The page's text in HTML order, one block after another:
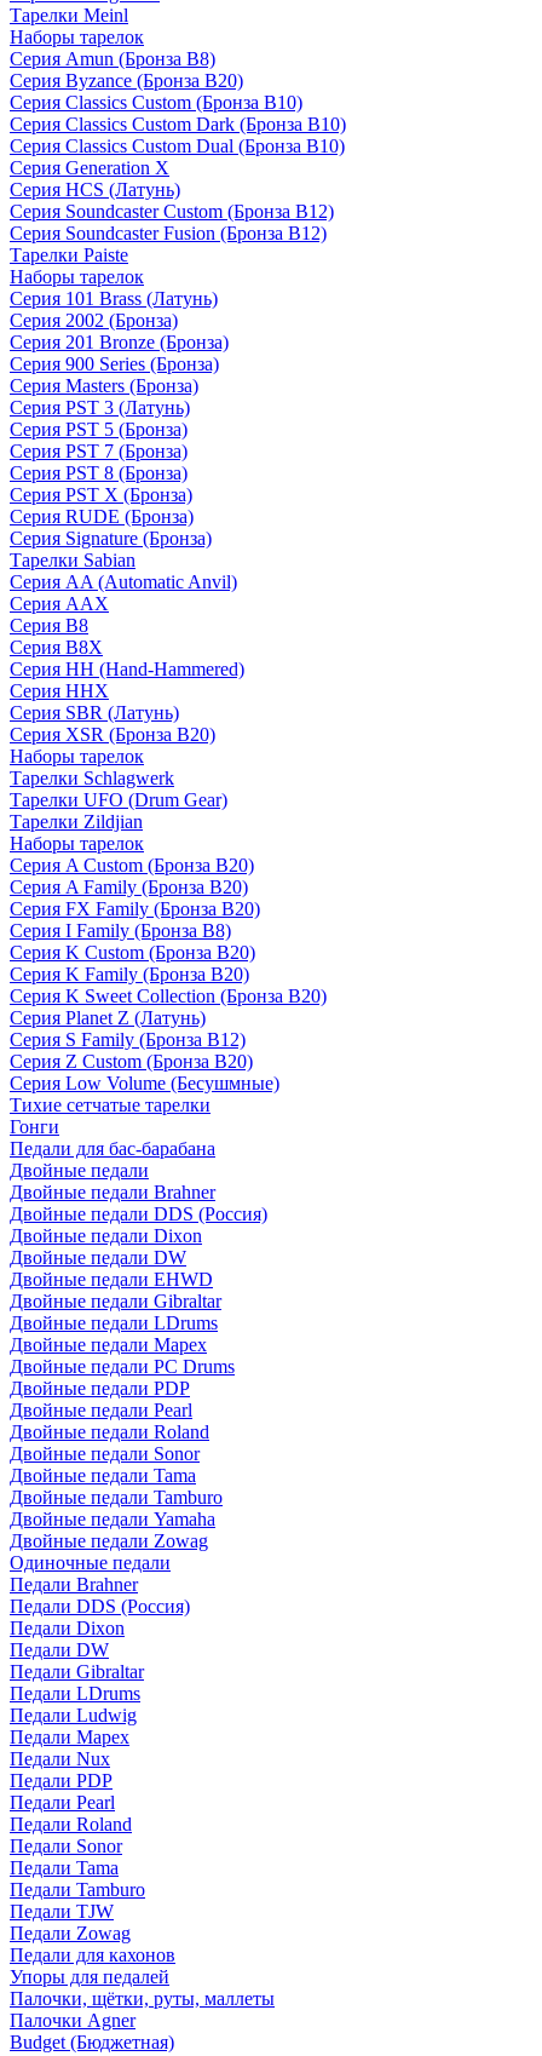
Тарелки Meinl
Наборы тарелок
Серия Amun (Бронза B8)
Серия Byzance (Бронза B20)
Серия Classics Custom (Бронза B10)
Серия Classics Custom Dark (Бронза B10)
Серия Classics Custom Dual (Бронза B10)
Серия Generation X
Серия HCS (Латунь)
Серия Soundcaster Custom (Бронза B12)
Серия Soundcaster Fusion (Бронза B12)
Тарелки Paiste
Наборы тарелок
Серия 101 Brass (Латунь)
Серия 2002 (Бронза)
Серия 201 Bronze (Бронза)
Серия 900 Series (Бронза)
Серия Masters (Бронза)
Серия PST 3 (Латунь)
Серия PST 5 (Бронза)
Серия PST 7 (Бронза)
Серия PST 8 (Бронза)
Серия PST X (Бронза)
Серия RUDE (Бронза)
Серия Signature (Бронза)
Тарелки Sabian
Серия AA (Automatic Anvil)
Серия AAX
Серия B8
Серия B8X
Серия HH (Hand-Hammered)
Серия HHX
Серия SBR (Латунь)
Серия XSR (Бронза B20)
Наборы тарелок
Тарелки Schlagwerk
Тарелки UFO (Drum Gear)
Тарелки Zildjian
Наборы тарелок
Серия A Custom (Бронза B20)
Серия A Family (Бронза B20)
Серия FX Family (Бронза B20)
Серия I Family (Бронза B8)
Серия K Custom (Бронза B20)
Серия K Family (Бронза B20)
Серия K Sweet Collection (Бронза B20)
Серия Planet Z (Латунь)
Серия S Family (Бронза B12)
Серия Z Custom (Бронза B20)
Серия Low Volume (Бесушмные)
Тихие сетчатые тарелки
Гонги
Педали для бас-барабана
Двойные педали
Двойные педали Brahner
Двойные педали DDS (Россия)
Двойные педали Dixon
Двойные педали DW
Двойные педали EHWD
Двойные педали Gibraltar
Двойные педали LDrums
Двойные педали Mapex
Двойные педали PC Drums
Двойные педали PDP
Двойные педали Pearl
Двойные педали Roland
Двойные педали Sonor
Двойные педали Tama
Двойные педали Tamburo
Двойные педали Yamaha
Двойные педали Zowag
Одиночные педали
Педали Brahner
Педали DDS (Россия)
Педали Dixon
Педали DW
Педали Gibraltar
Педали LDrums
Педали Ludwig
Педали Mapex
Педали Nux
Педали PDP
Педали Pearl
Педали Roland
Педали Sonor
Педали Tama
Педали Tamburo
Педали TJW
Педали Zowag
Педали для кахонов
Упоры для педалей
Палочки, щётки, руты, маллеты
Палочки Agner
Budget (Бюджетная)